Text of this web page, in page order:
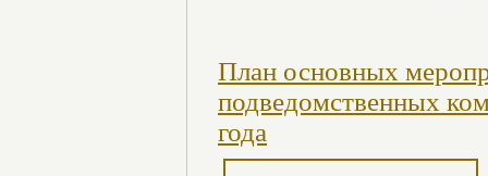
План основных
подведомственных
года